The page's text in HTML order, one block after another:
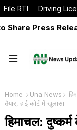
File RTI Driving
Press
Home Una News
तैयार, हाई कोर्ट में खुलासा
हिमाचल: